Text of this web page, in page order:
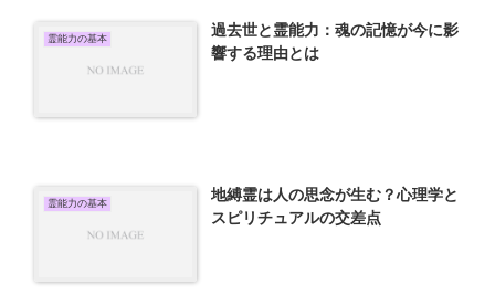
霊能力の基本
過去世と霊能力：魂の記憶が今に影
響する理由とは
霊能力の基本
地縛霊は人の思念が生む？心理学と
スピリチュアルの交差点